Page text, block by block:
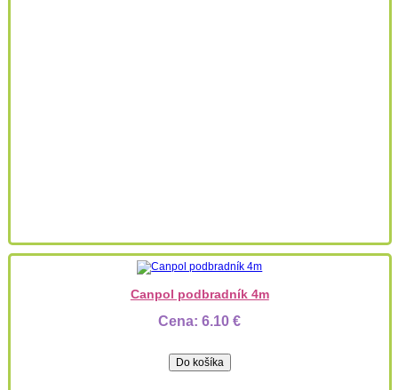
Canpol podbradník 4m
Cena:6.10 €